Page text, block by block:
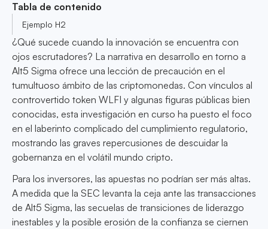
Tabla de contenido
Ejemplo H2
¿Qué sucede cuando la innovación se encuentra con
ojos escrutadores? La narrativa en desarrollo en torno a
Alt5 Sigma ofrece una lección de precaución en el
tumultuoso ámbito de las criptomonedas. Con vínculos al
controvertido token WLFI y algunas figuras públicas bien
conocidas, esta investigación en curso ha puesto el foco
en el laberinto complicado del cumplimiento regulatorio,
mostrando las graves repercusiones de descuidar la
gobernanza en el volátil mundo cripto.
Para los inversores, las apuestas no podrían ser más altas.
A medida que la SEC levanta la ceja ante las transacciones
de Alt5 Sigma, las secuelas de transiciones de liderazgo
inestables y la posible erosión de la confianza se ciernen